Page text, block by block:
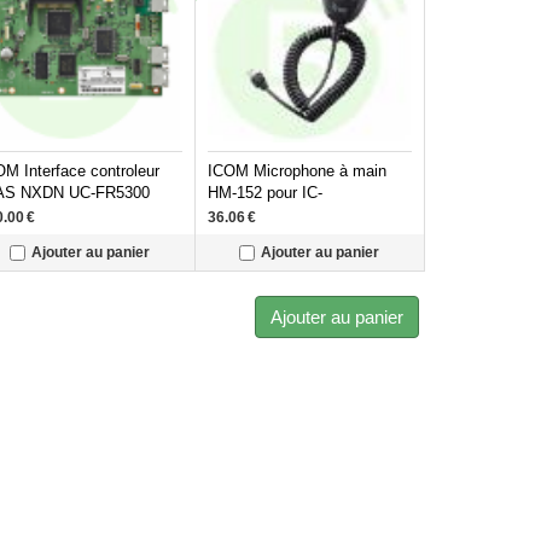
F5330D
Interface controleur
NXDN UC-FR5300
€
Ajouter au panier
ICOM Microphone à main
HM-152 pour IC-
F5022/F5062/F5062D/F5122D/A110/A120E
36.06€
Ajouter au panier
Ajouter au panier